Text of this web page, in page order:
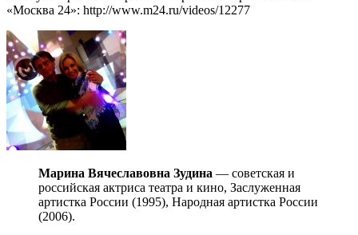
«Москва 24»: http://www.m24.ru/videos/12277
Марина Вячеславовна Зудина — советская и
российская актриса театра и кино, Заслуженная
артистка России (1995), Народная артистка России
(2006).